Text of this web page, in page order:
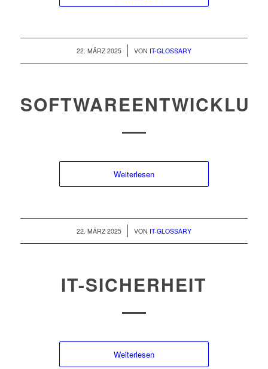
22. MÄRZ 2025
/ VON IT-GLOSSARY
Weiterlesen
22. MÄRZ 2025
/ VON IT-GLOSSARY
IT-SICHERHEIT
Weiterlesen